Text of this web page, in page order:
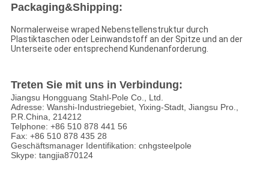
Packaging&Shipping:
Normalerweise wraped Nebenstellenstruktur durch
Plastiktaschen oder Leinwandstoff an der Spitze und an der
Unterseite oder entsprechend Kundenanforderung.
Treten Sie mit uns in Verbindung:
Jiangsu Hongguang Stahl-Pole Co., Ltd.
Adresse: Wanshi-Industriegebiet, Yixing-Stadt, Jiangsu Pro.,
P.R.China, 214212
Telphone: +86 510 878 441 56
Fax: +86 510 878 435 28
Geschäftsmanager Identifikation: cnhgsteelpole
Skype: tangjia870124